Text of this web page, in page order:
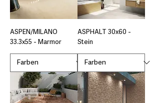
ASPEN/MILANO
33.3x55 - Marmor
ASPHALT 30x60 -
Stein